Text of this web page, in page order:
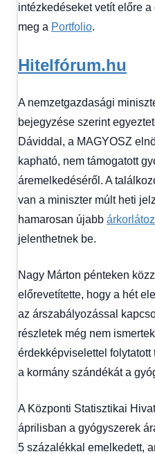
intézkedéseket vetít előre
meg a Portfolio.
Hitelfórum.hu
A nemzetgazdasági
bejegyzése szerint
Dáviddal, a MAGYOSZ
kapható, nem támogatott
áremelkedéséről. A
van a miniszter múlt heti
hamarosan újabb
jelenthetnek be.
Nagy Márton pénteken
előrevetítette, hogy a hét
az árszabályozással
részletek még nem
érdekképviselettel
a kormány szándékát a
A Központi Statisztikai
áprilisban a gyógyszerek
5 százalékkal emelkedett,